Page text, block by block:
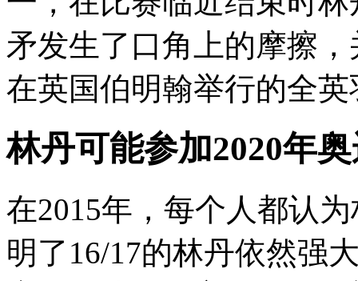
矛发生了口角上的摩擦
在英国伯明翰举行的全
林丹可能参加2020年
在2015年，每个人都认
明了16/17的林丹依然强